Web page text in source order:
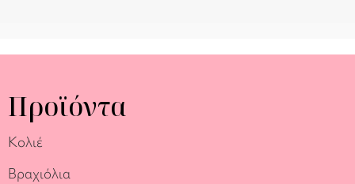
Προϊόντα
Κολιέ
Βραχιόλια